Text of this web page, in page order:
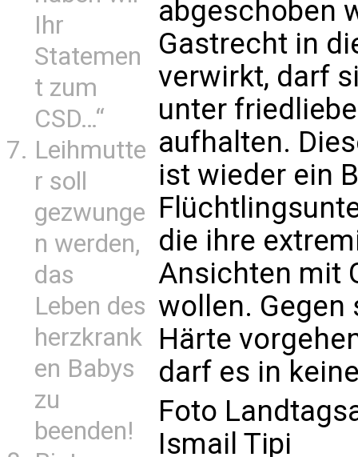
Ihr
Statemen
t zum
CSD…“
Leihmutte
r soll
gezwunge
n werden,
das
Leben des
herzkrank
en Babys
zu
beenden!
abgeschoben
Gastrecht in
verwirkt, darf
unter
aufhalten.
ist wieder ein
die ihre
Ansichten mit
wollen.
Härte
darf es in
Foto
Ismail Tipi